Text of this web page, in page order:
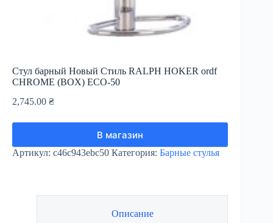
Стул барный Новый Стиль RALPH HOKER ordf
CHROME (BOX) ECO-50
2,745.00 ₴
В магазин
Артикул: c46c943ebc50 Категория: Барные стулья
Описание